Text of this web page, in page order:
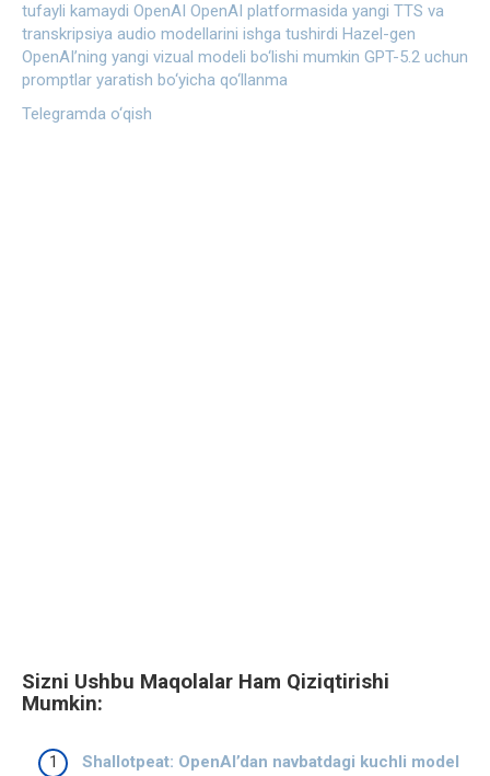
tufayli kamaydi OpenAI OpenAI platformasida yangi TTS va
transkripsiya audio modellarini ishga tushirdi Hazel-gen
OpenAI’ning yangi vizual modeli bo‘lishi mumkin GPT-5.2 uchun
promptlar yaratish bo‘yicha qo‘llanma
Telegramda o‘qish
Sizni Ushbu Maqolalar Ham Qiziqtirishi
Mumkin:
Shallotpeat: OpenAI’dan navbatdagi kuchli model